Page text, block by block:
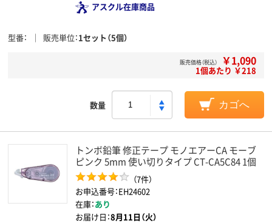
アスクル在庫商品
型番 販売単位 1セット（5個）
販売価格（税込） ￥1,090
1個あたり ￥218
数量 カゴへ
トンボ鉛筆 修正テープ モノエアーCA モーブ
ピンク 5mm 使い切りタイプ CT-CA5C84 1個
（7件）
お申込番号：EH24602
在庫：あり
お届け日：8月11日（火）